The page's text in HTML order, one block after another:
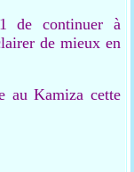
de continuer à
de mieux en
au Kamiza cette